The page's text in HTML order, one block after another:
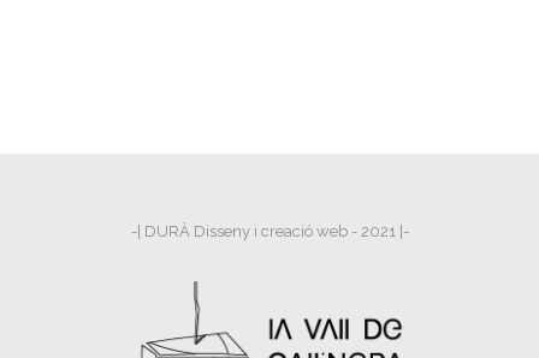
-| DURÀ Disseny i creació web - 2021 |-